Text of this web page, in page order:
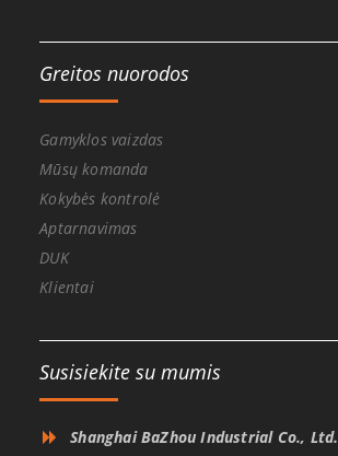
Greitos nuorodos
Gamyklos vaizdas
Mūsų komanda
Kokybės kontrolė
Aptarnavimas
DUK
Klientai
Susisiekite su mumis
Shanghai BaZhou Industrial Co., Ltd.